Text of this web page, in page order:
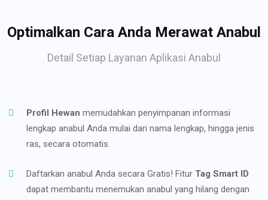
Optimalkan Cara Anda Merawat Anabul
Detail Setiap Layanan Aplikasi Anabul
Profil Hewan memudahkan penyimpanan informasi
lengkap anabul Anda mulai dari nama lengkap, hingga jenis
ras, secara otomatis.
Daftarkan anabul Anda secara Gratis! Fitur Tag Smart ID
dapat membantu menemukan anabul yang hilang dengan